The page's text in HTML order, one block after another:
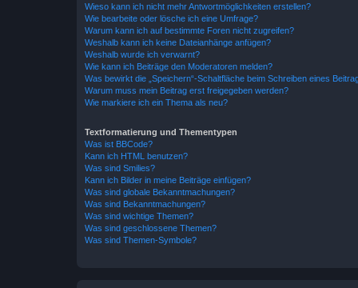
Wieso kann ich nicht mehr Antwortmöglichkeiten erstellen?
Wie bearbeite oder lösche ich eine Umfrage?
Warum kann ich auf bestimmte Foren nicht zugreifen?
Weshalb kann ich keine Dateianhänge anfügen?
Weshalb wurde ich verwarnt?
Wie kann ich Beiträge den Moderatoren melden?
Was bewirkt die „Speichern“-Schaltfläche beim Schreiben eines
Warum muss mein Beitrag erst freigegeben werden?
Wie markiere ich ein Thema als neu?
Textformatierung und Thementypen
Was ist BBCode?
Kann ich HTML benutzen?
Was sind Smilies?
Kann ich Bilder in meine Beiträge einfügen?
Was sind globale Bekanntmachungen?
Was sind Bekanntmachungen?
Was sind wichtige Themen?
Was sind geschlossene Themen?
Was sind Themen-Symbole?